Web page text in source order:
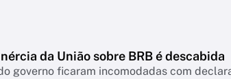
da União sobre BRB é descabida
governo ficaram incomodadas com